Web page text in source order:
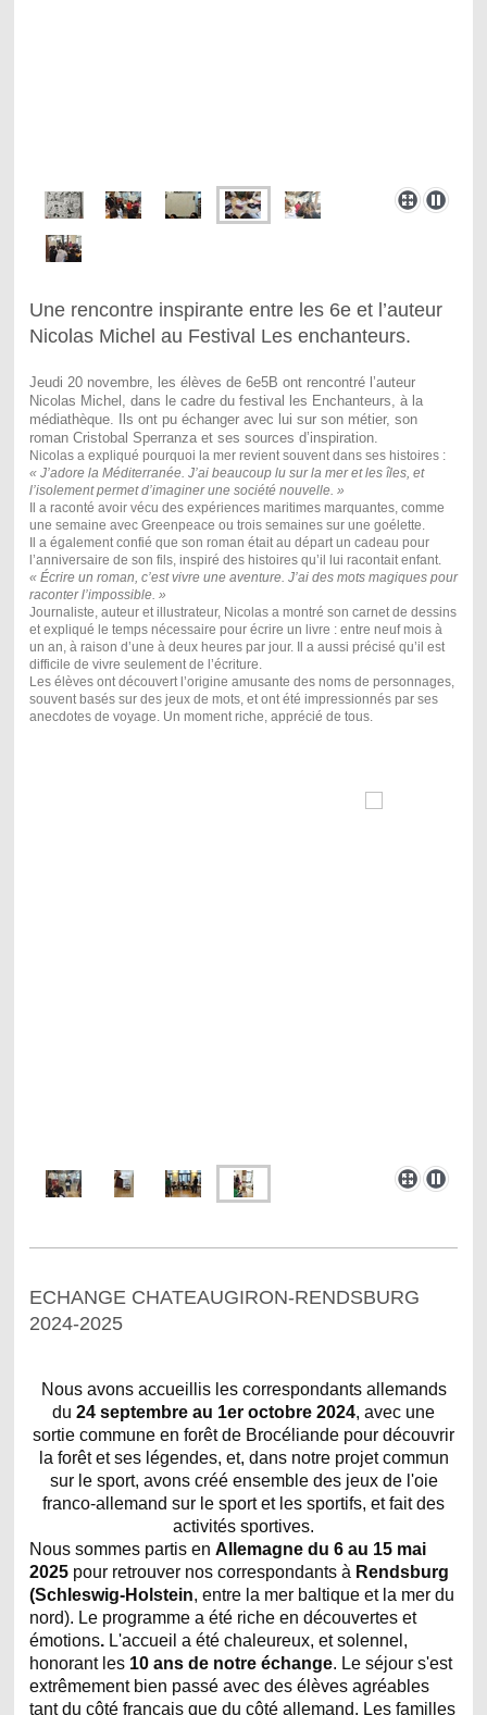
Une rencontre inspirante entre les 6e et l’auteur
Nicolas Michel au Festival Les enchanteurs.
Jeudi 20 novembre, les élèves de 6e5B ont rencontré l’auteur
Nicolas Michel, dans le cadre du festival les Enchanteurs, à la
médiathèque. Ils ont pu échanger avec lui sur son métier, son
roman Cristobal Sperranza et ses sources d’inspiration.
Nicolas a expliqué pourquoi la mer revient souvent dans ses histoires :
« J’adore la Méditerranée. J’ai beaucoup lu sur la mer et les îles, et
l’isolement permet d’imaginer une société nouvelle. »
Il a raconté avoir vécu des expériences maritimes marquantes, comme
une semaine avec Greenpeace ou trois semaines sur une goélette.
Il a également confié que son roman était au départ un cadeau pour
l’anniversaire de son fils, inspiré des histoires qu’il lui racontait enfant.
« Écrire un roman, c’est vivre une aventure. J’ai des mots magiques pour
raconter l’impossible. »
Journaliste, auteur et illustrateur, Nicolas a montré son carnet de dessins
et expliqué le temps nécessaire pour écrire un livre : entre neuf mois à
un an, à raison d’une à deux heures par jour. Il a aussi précisé qu’il est
difficile de vivre seulement de l’écriture.
Les élèves ont découvert l’origine amusante des noms de personnages,
souvent basés sur des jeux de mots, et ont été impressionnés par ses
anecdotes de voyage. Un moment riche, apprécié de tous.
ECHANGE CHATEAUGIRON-RENDSBURG
2024-2025
Nous avons accueillis les correspondants allemands
du 24 septembre au 1er octobre 2024, avec une
sortie commune en forêt de Brocéliande pour découvrir
la forêt et ses légendes, et, dans notre projet commun
sur le sport, avons créé ensemble des jeux de l'oie
franco-allemand sur le sport et les sportifs, et fait des
activités sportives.
Nous sommes partis en Allemagne du 6 au 15 mai
2025pour retrouver nos correspondants à Rendsburg
(Schleswig-Holstein, entre la mer baltique et la mer du
nord). Le programme a été riche en découvertes et
émotions. L'accueil a été chaleureux, et solennel,
honorant les 10 ans de notre échange. Le séjour s'est
extrêmement bien passé avec des élèves agréables
tant du côté français que du côté allemand. Les familles